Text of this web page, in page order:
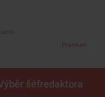
Premium
šéfredaktora